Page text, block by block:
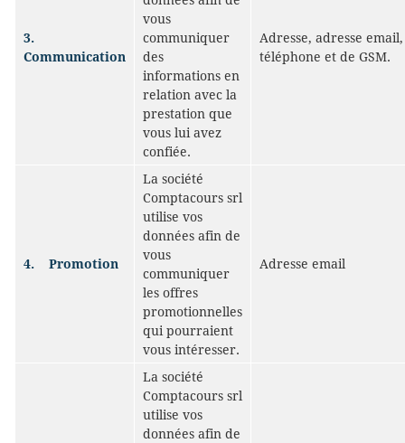
3.
Communication
vous
communiquer
des
informations en
relation avec la
prestation que
vous lui avez
confiée.
Adresse, adresse
téléphone et de GSM.
4. Promotion
La société
Comptacours srl
utilise vos
données afin de
vous
communiquer
les offres
promotionnelles
qui pourraient
vous intéresser.
Adresse email
La société
Comptacours srl
utilise vos
données afin de